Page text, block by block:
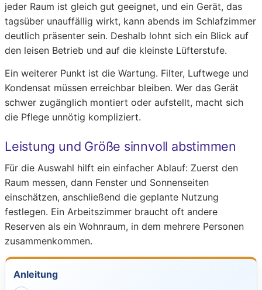
jeder Raum ist gleich gut geeignet, und ein Gerät, das
tagsüber unauffällig wirkt, kann abends im Schlafzimmer
deutlich präsenter sein. Deshalb lohnt sich ein Blick auf
den leisen Betrieb und auf die kleinste Lüfterstufe.
Ein weiterer Punkt ist die Wartung. Filter, Luftwege und
Kondensat müssen erreichbar bleiben. Wer das Gerät
schwer zugänglich montiert oder aufstellt, macht sich
die Pflege unnötig kompliziert.
Leistung und Größe sinnvoll abstimmen
Für die Auswahl hilft ein einfacher Ablauf: Zuerst den
Raum messen, dann Fenster und Sonnenseiten
einschätzen, anschließend die geplante Nutzung
festlegen. Ein Arbeitszimmer braucht oft andere
Reserven als ein Wohnraum, in dem mehrere Personen
zusammenkommen.
Anleitung